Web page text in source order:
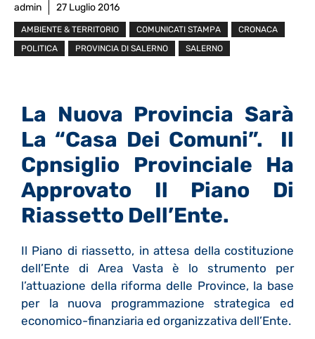
admin 27 Luglio 2016
AMBIENTE & TERRITORIO COMUNICATI STAMPA
CRONACA
POLITICA
PROVINCIA DI SALERNO SALERNO
La Nuova Provincia Sarà
La “Casa Dei Comuni”. Il
Cpnsiglio Provinciale Ha
Approvato Il Piano Di
Riassetto Dell’Ente.
Il Piano di riassetto, in attesa della costituzione
dell’Ente di Area Vasta è lo strumento per
l’attuazione della riforma delle Province, la base
per la nuova programmazione strategica ed
economico-finanziaria ed organizzativa dell’Ente.